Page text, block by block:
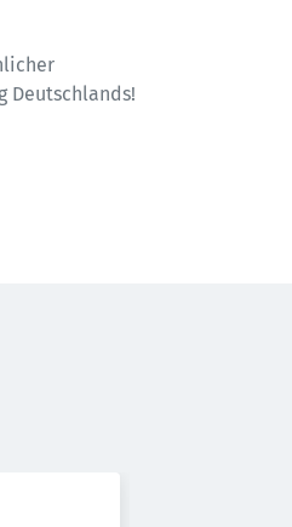
Deutschlands!